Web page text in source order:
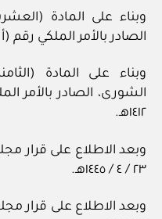
وبناء على المادة
الصادر بالأمر الملكي رقم (أ / ١٣) بتاريخ ٣ / ‏٣‏ /
وبناء على المادة
١٤١٢هـ.
٢٣ / ‏٤‏ / ١٤٤٥هـ.